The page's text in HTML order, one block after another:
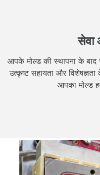
सेवा
आपके मोल्ड की स्थापना के
उत्कृष्ट सहायता और
आपका मोल्ड